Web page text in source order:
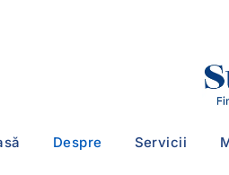
Despre Servicii